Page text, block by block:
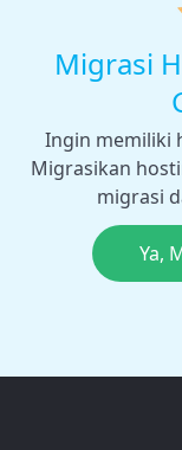
Migrasi
Ingin memiliki
Migrasikan
migrasi
Ya,